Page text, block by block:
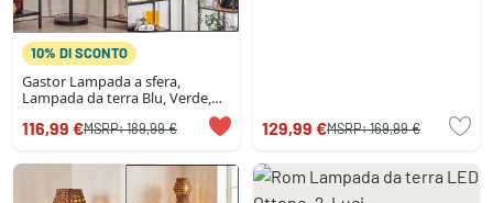
10% DI SCONTO
Gastor Lampada a sfera,
Lampada da terra Blu, Verde,
116,99 €MSRP:189,99 € 129,99 €MSRP:169,99 €